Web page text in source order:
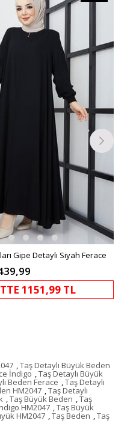
Gipe Detaylı Siyah Ferace
1151,99 TL
,Taş Detaylı Büyük Beden
İndigo ,Taş Detaylı Büyük
Beden Ferace ,Taş Detaylı
HM2047 ,Taş Detaylı
,Taş Büyük Beden ,Taş
HM2047 ,Taş Büyük
HM2047 ,Taş Beden ,Taş